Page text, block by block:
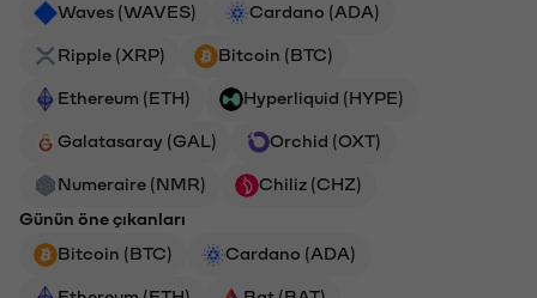
Waves (WAVES) Cardano (ADA)
Ripple (XRP) Bitcoin (BTC)
Ethereum (ETH) Hyperliquid (HYPE)
Galatasaray (GAL) Orchid (OXT)
Numeraire (NMR)
Chiliz (CHZ)
Günün öne çıkanları
Bitcoin (BTC)
Cardano (ADA)